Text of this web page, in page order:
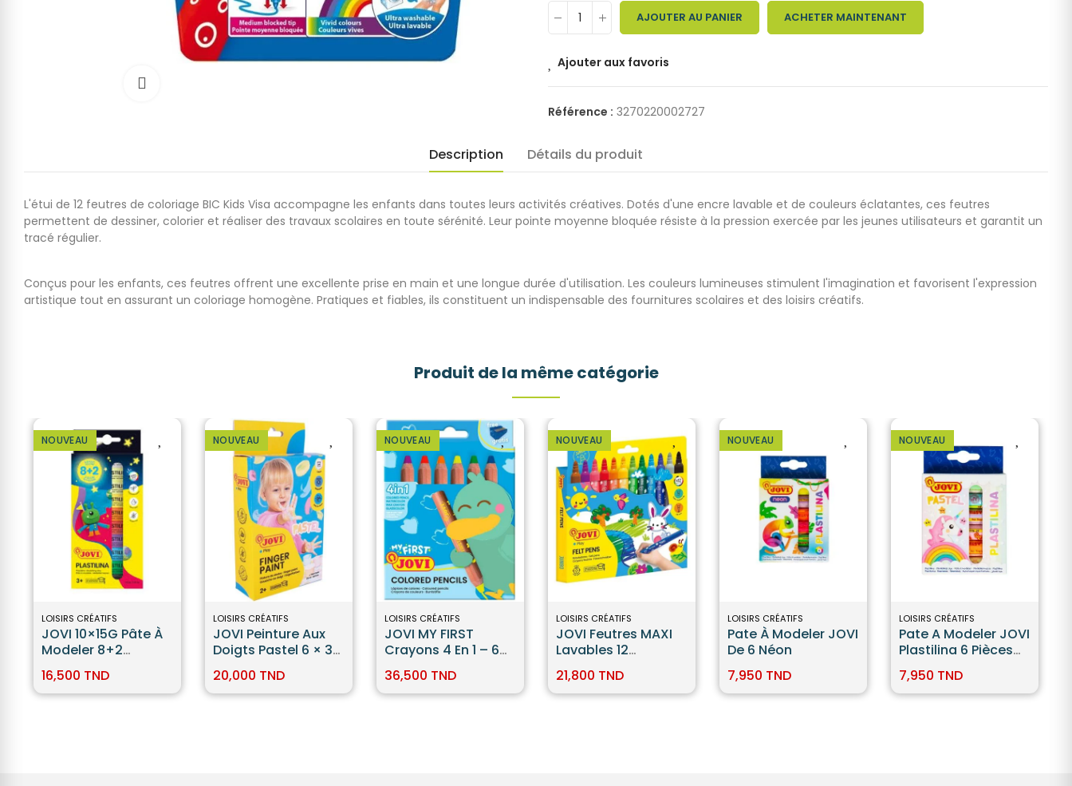
AJOUTER AU PANIER ACHETER MAINTENANT
Ajouter aux favoris
Référence : 3270220002727
Description Détails du produit
L'étui de 12 feutres de coloriage BIC Kids Visa accompagne les enfants dans toutes leurs activités créatives. Dotés d'une encre lavable et de couleurs éclatantes, ces feutres
permettent de dessiner, colorier et réaliser des travaux scolaires en toute sérénité. Leur pointe moyenne bloquée résiste à la pression exercée par les jeunes utilisateurs et garantit un
tracé régulier.
Conçus pour les enfants, ces feutres offrent une excellente prise en main et une longue durée d'utilisation. Les couleurs lumineuses stimulent l'imagination et favorisent l'expression
artistique tout en assurant un coloriage homogène. Pratiques et fiables, ils constituent un indispensable des fournitures scolaires et des loisirs créatifs.
Produit de la même catégorie
NOUVEAU
LOISIRS CRÉATIFS
JOVI 10×15G Pâte À
Modeler 8+2
16,500 TND
NOUVEAU
LOISIRS CRÉATIFS
JOVI Peinture Aux
Doigts Pastel 6 × 35
20,000 TND
NOUVEAU
LOISIRS CRÉATIFS
JOVI MY FIRST
Crayons 4 En 1 – 6
36,500 TND
NOUVEAU
LOISIRS CRÉATIFS
JOVI Feutres MAXI
Lavables 12
21,800 TND
NOUVEAU
LOISIRS CRÉATIFS
Pate À Modeler JOVI
De 6 Néon
7,950 TND
NOUVEAU
LOISIRS CRÉATIFS
Pate A Modeler JOVI
Plastilina 6 Pièces
7,950 TND